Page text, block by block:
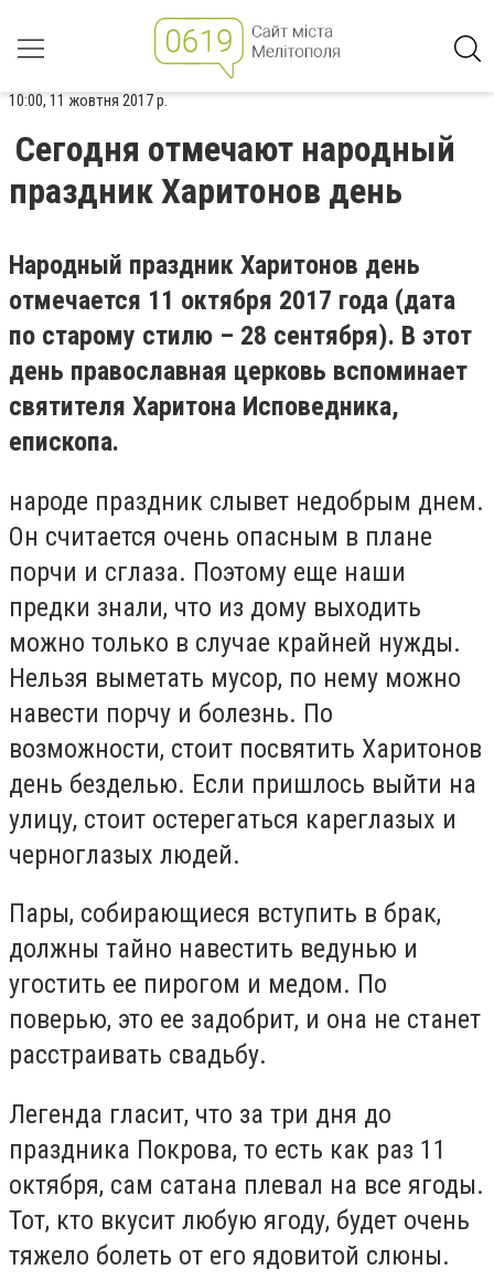
10:00, 11 жовтня 2017 р.
Сегодня отмечают народный
праздник Харитонов день
Народный праздник Харитонов день
отмечается 11 октября 2017 года (дата
по старому стилю – 28 сентября). В этот
день православная церковь вспоминает
святителя Харитона Исповедника,
епископа.
народе праздник слывет недобрым днем.
Он считается очень опасным в плане
порчи и сглаза. Поэтому еще наши
предки знали, что из дому выходить
можно только в случае крайней нужды.
Нельзя выметать мусор, по нему можно
навести порчу и болезнь. По
возможности, стоит посвятить Харитонов
день безделью. Если пришлось выйти на
улицу, стоит остерегаться кареглазых и
черноглазых людей.
Пары, собирающиеся вступить в брак,
должны тайно навестить ведунью и
угостить ее пирогом и медом. По
поверью, это ее задобрит, и она не станет
расстраивать свадьбу.
Легенда гласит, что за три дня до
праздника Покрова, то есть как раз 11
октября, сам сатана плевал на все ягоды.
Тот, кто вкусит любую ягоду, будет очень
тяжело болеть от его ядовитой слюны.